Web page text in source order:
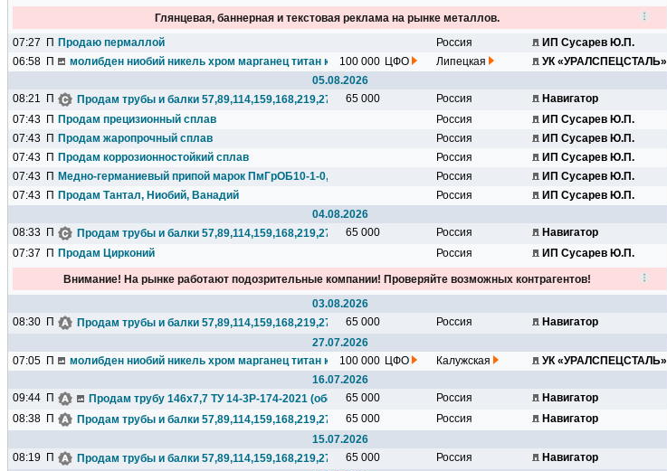
Глянцевая, баннерная и текстовая реклама на рынке металлов.
07:27
П Продаю пермаллой Россия
ИП Сусарев Ю.П.
06:58 П молибден ниобий никель хром марганец титан кремний чугун цинк...
100 000 ЦФО Липецкая
УК «УРАЛСПЕЦСТАЛЬ»
05.08.2026
08:21
П Продам трубы и балки 57,89,114,159,168,219,273,325,377,426...
65 000 Россия
Навигатор
07:43 П Продам прецизионный сплав Россия
ИП Сусарев Ю.П.
07:43
П Продам жаропрочный сплав Россия
ИП Сусарев Ю.П.
07:43 П Продам коррозионностойкий сплав Россия
ИП Сусарев Ю.П.
07:43
П Медно-германиевый припой марок ПмГрОБ10-1-0,1; ПмГрН10-1,5 Россия
ИП Сусарев Ю.П.
07:43 П Продам Тантал, Ниобий, Ванадий Россия
ИП Сусарев Ю.П.
04.08.2026
08:33
П Продам трубы и балки 57,89,114,159,168,219,273,325,377,426...
65 000 Россия
Навигатор
07:37
П Продам Цирконий Россия ИП Сусарев Ю.П.
Внимание! На рынке работают подозрительные компании! Проверяйте возможных контрагентов!
03.08.2026
08:30 П Продам трубы и балки 57,89,114,159,168,219,273,325,377,426...
65 000 Россия
Навигатор
27.07.2026
07:05 П молибден ниобий никель хром марганец титан кремний чугун цинк...
100 000 ЦФО Калужская
УК «УРАЛСПЕЦСТАЛЬ»
16.07.2026
09:44 П Продам трубу 146х7,7 ТУ 14-3Р-174-2021 (обсадная), 23тн,N80 Q...
65 000 Россия
Навигатор
08:38 П Продам трубы и балки 57,89,114,159,168,219,273,325,377,426...
65 000 Россия
Навигатор
15.07.2026
08:19
П Продам трубы и балки 57,89,114,159,168,219,273,325,377,426...
65 000 Россия
Навигатор